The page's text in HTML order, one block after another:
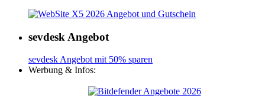
sevdesk Angebot
sevdesk Angebot mit 50% sparen
Werbung & Infos: